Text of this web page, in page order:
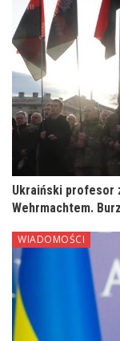
Ukraiński profesor
Wehrmachtem.
WIADOMOŚCI